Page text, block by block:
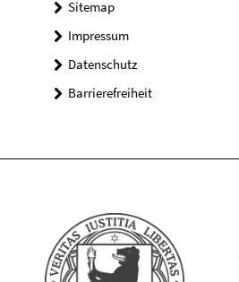
Sitemap
Impressum
Datenschutz
Barrierefreiheit